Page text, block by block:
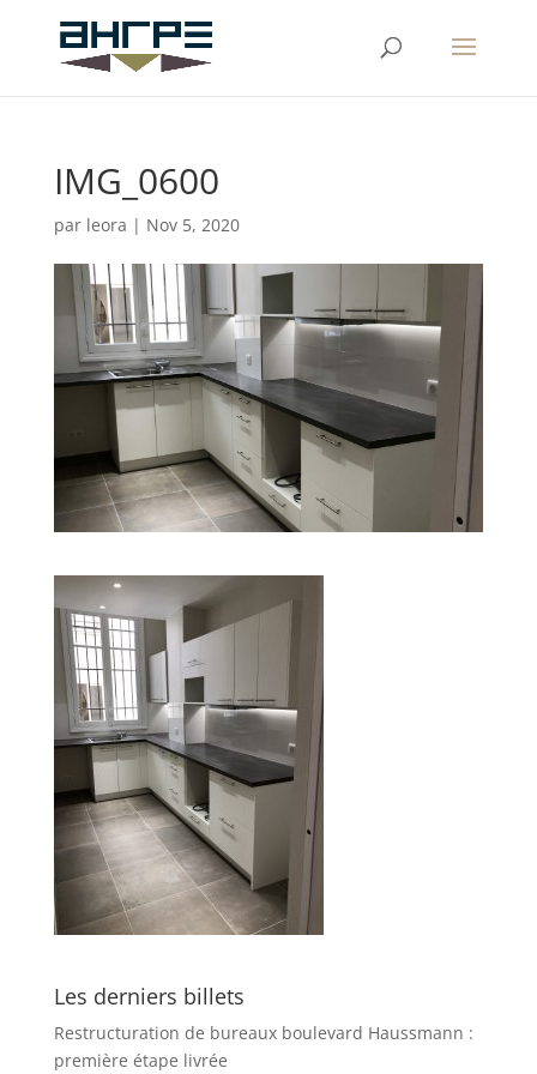
IMG_0600
par leora | Nov 5, 2020
Les derniers billets
Restructuration de bureaux boulevard Haussmann :
première étape livrée